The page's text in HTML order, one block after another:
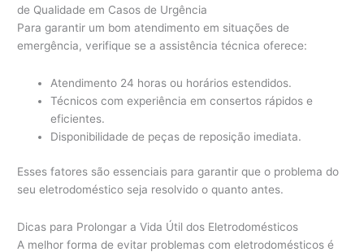
de Qualidade em Casos de Urgência
Para garantir um bom atendimento em situações de
emergência, verifique se a assistência técnica oferece:
Atendimento 24 horas ou horários estendidos.
Técnicos com experiência em consertos rápidos e
eficientes.
Disponibilidade de peças de reposição imediata.
Esses fatores são essenciais para garantir que o problema do
seu eletrodoméstico seja resolvido o quanto antes.
Dicas para Prolongar a Vida Útil dos Eletrodomésticos
A melhor forma de evitar problemas com eletrodomésticos é